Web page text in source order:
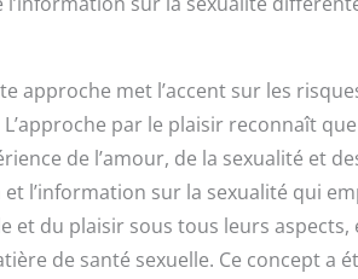
approche met l’accent sur les
L’approche par le plaisir reconnaît
de l’amour, de la sexualité et
et l’information sur la sexualité qui
et du plaisir sous tous leurs
de santé sexuelle. Ce concept a